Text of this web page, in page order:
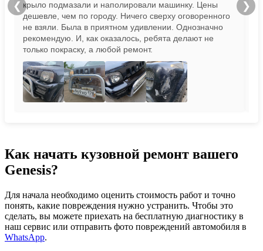
крыло подмазали и наполировали машинку. Цены
дешевле, чем по городу. Ничего сверху оговоренного
не взяли. Была в приятном удивлении. Однозначно
рекомендую. И, как оказалось, ребята делают не
только покраску, а любой ремонт.
❮ ❯
Как начать кузовной ремонт вашего
Genesis?
Для начала необходимо оценить стоимость работ и точно
понять, какие повреждения нужно устранить. Чтобы это
сделать, вы можете приехать на бесплатную диагностику в
наш сервис или отправить фото повреждений автомобиля в
WhatsApp.